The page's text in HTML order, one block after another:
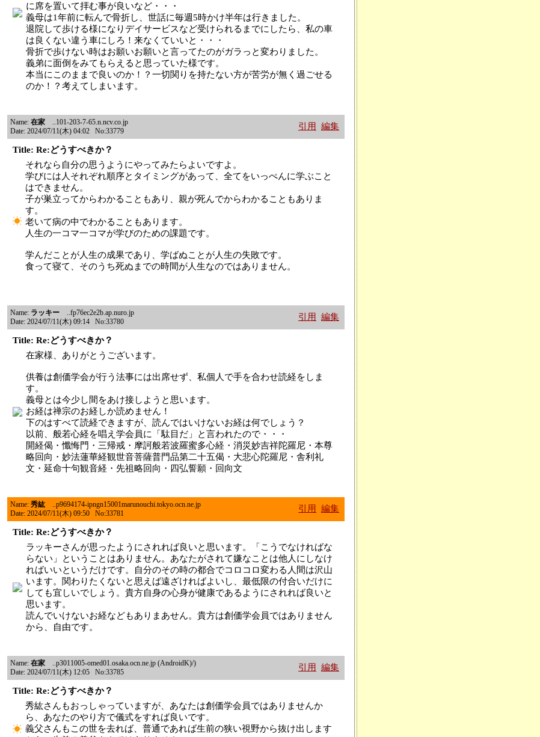
に席を置いて拝む事が良いなど・・・
義母は1年前に転んで骨折し、世話に毎週5時かけ半年は行きました。
退院して歩ける様になりデイサービスなど受けられるまでにしたら、私の車
は良くない違う車にしろ！来なくていいと・・・
骨折で歩けない時はお願いお願いと言ってたのがガラっと変わりました。
義弟に面倒をみてもらえると思っていた様です。
本当にこのままで良いのか！？一切関りを持たない方が苦労が無く過ごせる
のか！？考えてしまいます。
Name: 在家 ..101-203-7-65.n.ncv.co.jp
Date: 2024/07/11(木) 04:02 No:33779
引用 編集
Title: Re:どうすべきか？
それなら自分の思うようにやってみたらよいですよ。
学びには人それぞれ順序とタイミングがあって、全てをいっぺんに学ぶこと
はできません。
子が巣立ってからわかることもあり、親が死んでからわかることもありま
す。
老いて病の中でわかることもあります。
人生の一コマ一コマが学びのための課題です。
学んだことが人生の成果であり、学ばぬことが人生の失敗です。
食って寝て、そのうち死ぬまでの時間が人生なのではありません。
Name: ラッキー ..fp76ec2e2b.ap.nuro.jp
Date: 2024/07/11(木) 09:14 No:33780
引用 編集
Title: Re:どうすべきか？
在家様、ありがとうございます。
供養は創価学会が行う法事には出席せず、私個人で手を合わせ読経をしま
す。
義母とは今少し間をあけ接しようと思います。
お経は禅宗のお経しか読めません！
下のはすべて読経できますが、読んではいけないお経は何でしょう？
以前、般若心経を唱え学会員に「駄目だ」と言われたので・・・
開経偈・懺悔門・三帰戒・摩訶般若波羅蜜多心経・消災妙吉祥陀羅尼・本尊
略回向・妙法蓮華経観世音菩薩普門品第二十五偈・大悲心陀羅尼・舎利礼
文・延命十句観音経・先祖略回向・四弘誓願・回向文
Name: 秀紘 ..p9694174-ipngn15001marunouchi.tokyo.ocn.ne.jp
Date: 2024/07/11(木) 09:50 No:33781
引用 編集
Title: Re:どうすべきか？
ラッキーさんが思ったようにされれば良いと思います。「こうでなければな
らない」ということはありません。あなたがされて嫌なことは他人にしなけ
ればいいというだけです。自分のその時の都合でコロコロ変わる人間は沢山
います。関わりたくないと思えば遠ざければよいし、最低限の付合いだけに
しても宜しいでしょう。貴方自身の心身が健康であるようにされれば良いと
思います。
読んでいけないお経などもありまあせん。貴方は創価学会員ではありません
から、自由です。
Name: 在家 ..p3011005-omed01.osaka.ocn.ne.jp (AndroidK)/)
Date: 2024/07/11(木) 12:05 No:33785
引用 編集
Title: Re:どうすべきか？
秀紘さんもおっしゃっていますが、あなたは創価学会員ではありませんか
ら、あなたのやり方で儀式をすれば良いです。
義父さんもこの世を去れば、普通であれば生前の狭い視野から抜け出します